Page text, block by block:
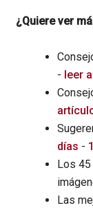
¿Quiere ver
- leer
días -
Los
Las